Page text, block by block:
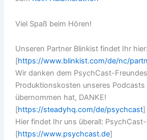
Viel Spaß beim Hören!
Unseren Partner Blinkist findet Ihr hier:
[https://www.blinkist.com/de/nc/
Wir danken dem PsychCast-
Produktionskosten unseres Podcasts
übernommen hat, DANKE!
[https://steadyhq.com/de/psychcast​]
Hier findet Ihr uns überall:
[https://www.psychcast.de​]